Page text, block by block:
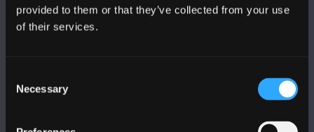
provided to them or that they’ve collected from your use
of their services.
Selection
Necessary
DILYNWCH NI